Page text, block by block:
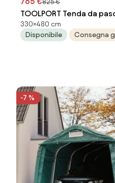
825 €
TOOLPORT Tenda da
verde scuro, Telo in PVC,
cemento - (99551)
330×480 cm
Disponibile
Consegna
-7 %